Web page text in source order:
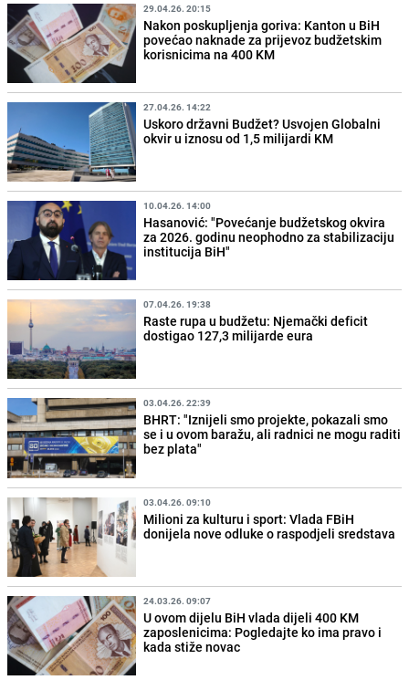
29.04.26. 20:15
Nakon poskupljenja goriva: Kanton u BiH
povećao naknade za prijevoz budžetskim
korisnicima na 400 KM
27.04.26. 14:22
Uskoro državni Budžet? Usvojen Globalni
okvir u iznosu od 1,5 milijardi KM
10.04.26. 14:00
Hasanović: "Povećanje budžetskog okvira
za 2026. godinu neophodno za stabilizaciju
institucija BiH"
07.04.26. 19:38
Raste rupa u budžetu: Njemački deficit
dostigao 127,3 milijarde eura
03.04.26. 22:39
BHRT: "Iznijeli smo projekte, pokazali smo
se i u ovom baražu, ali radnici ne mogu raditi
bez plata"
03.04.26. 09:10
Milioni za kulturu i sport: Vlada FBiH
donijela nove odluke o raspodjeli sredstava
24.03.26. 09:07
U ovom dijelu BiH vlada dijeli 400 KM
zaposlenicima: Pogledajte ko ima pravo i
kada stiže novac